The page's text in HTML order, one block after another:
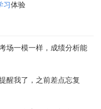
习体验
场一模一样，成绩分析能
醒我了，之前差点忘复